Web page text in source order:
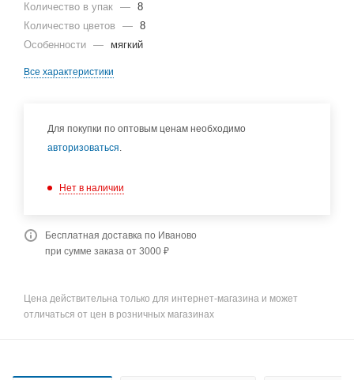
Количество в упак — 8
Количество цветов
— 8
Особенности — мягкий
Все характеристики
Для покупки по оптовым ценам необходимо
авторизоваться.
Нет в наличии
Бесплатная доставка по Иваново
при сумме заказа от 3000 ₽
Цена действительна только для интернет-магазина и может
отличаться от цен в розничных магазинах